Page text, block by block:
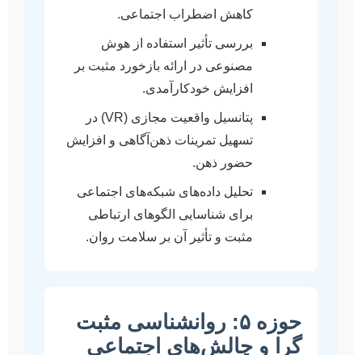
کاهش اضطراب اجتماعی.
بررسی تأثیر استفاده از هوش
مصنوعی در ارائه بازخورد مثبت بر
افزایش خودکارآمدی.
پتانسیل واقعیت مجازی (VR) در
تسهیل تمرینات ذهن‌آگاهی و افزایش
حضور ذهن.
تحلیل داده‌های شبکه‌های اجتماعی
برای شناسایی الگوهای ارتباطی
مثبت و تأثیر آن بر سلامت روان.
حوزه ۵: روانشناسی مثبت
گرا و چالش‌های اجتماعی